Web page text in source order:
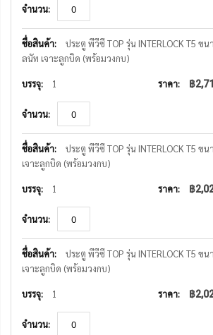
ประตู พีวีซี TOP รุ่น INTERLOCK T5 ข
ลนัท เจาะลูกบิด (พร้อมวงกบ)
1 ฿
ประตู พีวีซี TOP รุ่น INTERLOCK T5 ข
เจาะลูกบิด (พร้อมวงกบ)
1 ฿
ประตู พีวีซี TOP รุ่น INTERLOCK T5 ขน
เจาะลูกบิด (พร้อมวงกบ)
1 ฿